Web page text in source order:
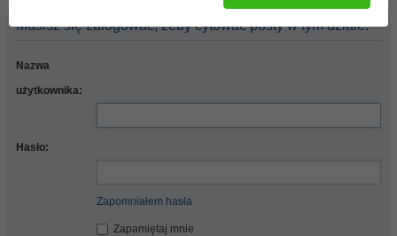
Musisz się zalogować, żeby cytować posty w tym dziale.
Nazwa
użytkownika:
Hasło:
Zapomniałem hasła
Zapamiętaj mnie